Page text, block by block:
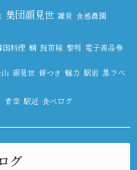
集団顔見世 雑貨 食感農園
国料理 鯛 鼓笛隊 黎明 電子商品券
顔見世 餅つき 魅力 駅前 黒ラベ
青空 駅近 食べログ
グ